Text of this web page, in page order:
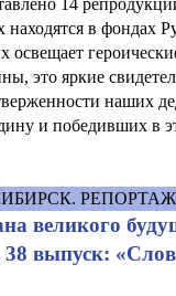
14
в фондах
освещает
это яркие
наших
и победивших в
великого
выпуск: